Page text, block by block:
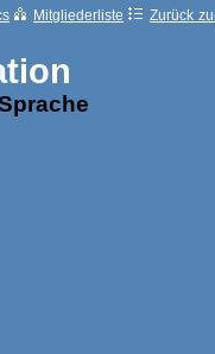
Mitgliederliste
Zurück